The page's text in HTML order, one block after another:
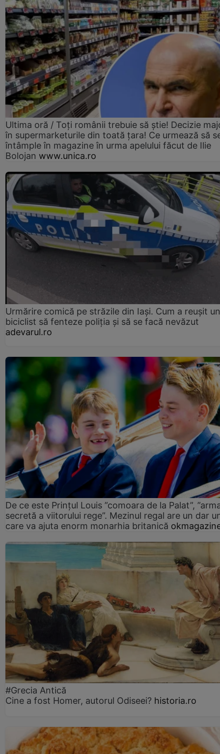
Ultima oră / Toți românii trebuie să știe! Decizie
în supermarketurile din toată țara! Ce urmează să
întâmple în magazine în urma apelului făcut de Ilie
Bolojan www.unica.ro
Urmărire comică pe străzile din Iași. Cum a reușit un
biciclist să fenteze poliția și să se facă nevăzut
adevarul.ro
De ce este Prințul Louis ”comoara de la Palat”,
secretă a viitorului rege”. Mezinul regal are un dar
care va ajuta enorm monarhia britanică
#Grecia Antică
Cine a fost Homer, autorul Odiseei? historia.ro